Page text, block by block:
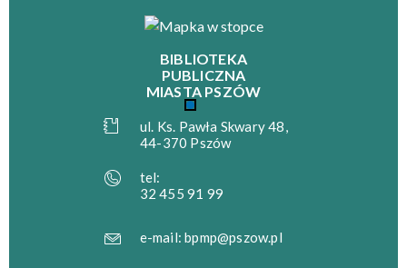
BIBLIOTEKA
PUBLICZNA
MIASTA PSZÓW
ul. Ks. Pawła Skwary 48,
44-370 Pszów
tel:
32 455 91 99
e-mail:bpmp@pszow.pl